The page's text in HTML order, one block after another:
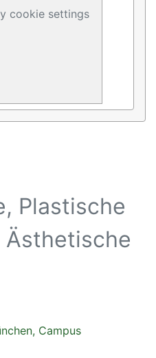
cookie settings
Plastische
Ästhetische
Campus